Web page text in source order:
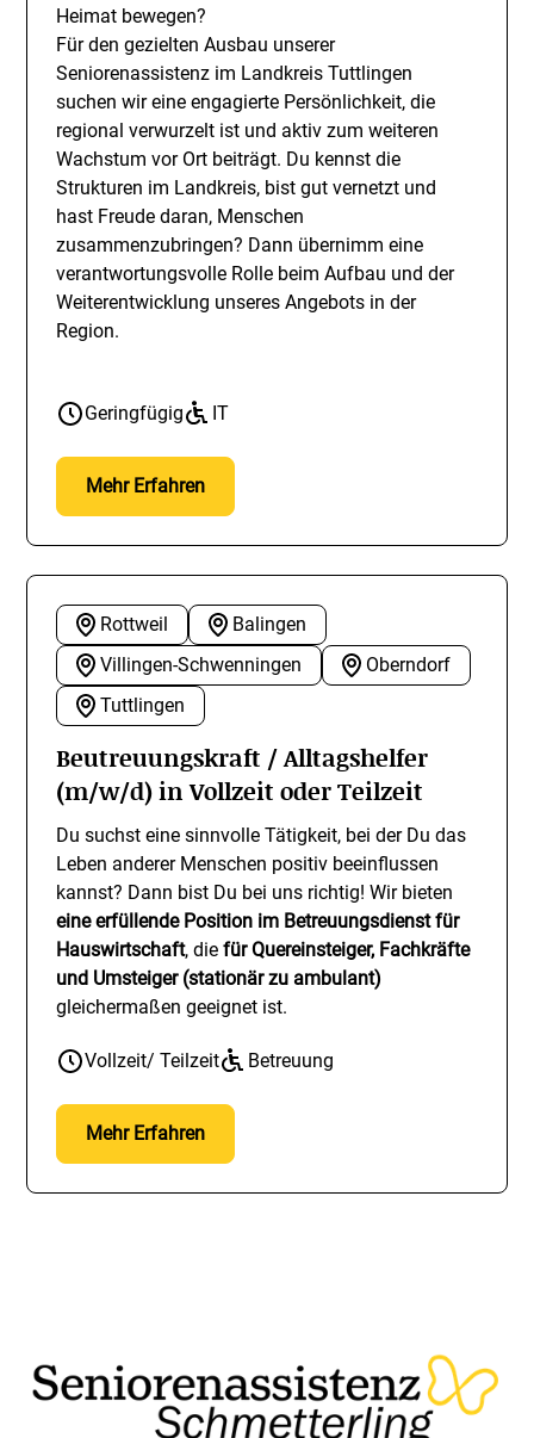
Heimat bewegen?
Für den gezielten Ausbau unserer
Seniorenassistenz im Landkreis Tuttlingen
suchen wir eine engagierte Persönlichkeit, die
regional verwurzelt ist und aktiv zum weiteren
Wachstum vor Ort beiträgt. Du kennst die
Strukturen im Landkreis, bist gut vernetzt und
hast Freude daran, Menschen
zusammenzubringen? Dann übernimm eine
verantwortungsvolle Rolle beim Aufbau und der
Weiterentwicklung unseres Angebots in der
Region.
Geringfügig IT
Mehr Erfahren
Rottweil
Balingen
Villingen-Schwenningen
Oberndorf
Tuttlingen
Beutreuungskraft / Alltagshelfer
(m/w/d) in Vollzeit oder Teilzeit
Du suchst eine sinnvolle Tätigkeit, bei der Du das
Leben anderer Menschen positiv beeinflussen
kannst? Dann bist Du bei uns richtig! Wir bieten
eine erfüllende Position im Betreuungsdienst für
Hauswirtschaft, diefür Quereinsteiger, Fachkräfte
und Umsteiger (stationär zu ambulant)
gleichermaßen geeignet ist.
Vollzeit/ Teilzeit Betreuung
Mehr Erfahren